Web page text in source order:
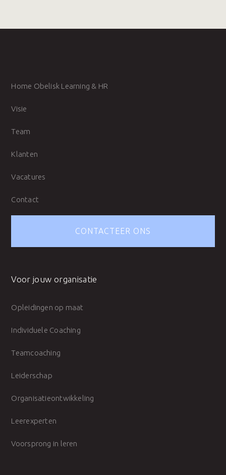
Home Obelisk Learning & HR
Visie
Team
Klanten
Vacatures
Contact
CONTACTEER ONS
Voor jouw organisatie
Opleidingen op maat
Individuele Coaching
Teamcoaching
Leiderschap
Organisatieontwikkeling
Leerexperten
Voorsprong in leren